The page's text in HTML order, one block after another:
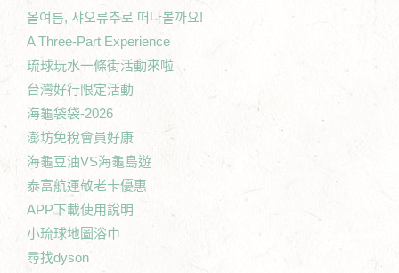
올여름, 샤오류추로 떠나볼까요!
A Three-Part Experience
琉球玩水一條街活動來啦
台灣好行限定活動
海龜袋袋-2026
澎坊免稅會員好康
海龜豆油VS海龜島遊
泰富航運敬老卡優惠
APP下載使用說明
小琉球地圖浴巾
尋找dyson